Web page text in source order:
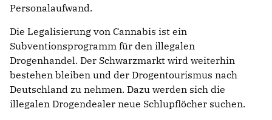
Personalaufwand.
Die Legalisierung von Cannabis ist ein
Subventionsprogramm für den illegalen
Drogenhandel. Der Schwarzmarkt wird weiterhin
bestehen bleiben und der Drogentourismus nach
Deutschland zu nehmen. Dazu werden sich die
illegalen Drogendealer neue Schlupflöcher suchen.